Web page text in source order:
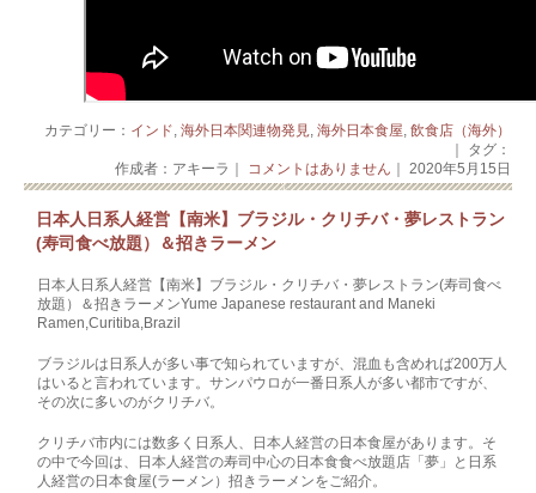
カテゴリー： インド, 海外日本関連物発見, 海外日本食屋, 飲食店（海外）
｜ タグ：
作成者：アキーラ｜ コメントはありません ｜ 2020年5月15日
日本人日系人経営【南米】ブラジル・クリチバ・夢レストラン
(寿司食べ放題）＆招きラーメン
日本人日系人経営【南米】ブラジル・クリチバ・夢レストラン(寿司食べ
放題）＆招きラーメンYume Japanese restaurant and Maneki
Ramen,Curitiba,Brazil
ブラジルは日系人が多い事で知られていますが、混血も含めれば200万人
はいると言われています。サンパウロが一番日系人が多い都市ですが、
その次に多いのがクリチバ。
クリチバ市内には数多く日系人、日本人経営の日本食屋があります。そ
の中で今回は、日本人経営の寿司中心の日本食食べ放題店「夢」と日系
人経営の日本食屋(ラーメン）招きラーメンをご紹介。